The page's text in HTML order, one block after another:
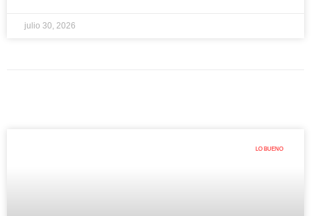
julio 30, 2026
LO BUENO